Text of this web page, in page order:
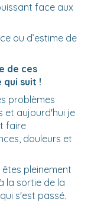
face aux
ou d’estime de
de ces
suit !
problèmes
et aujourd'hui je
faire
douleurs et
pleinement
la sortie de la
s'est passé.